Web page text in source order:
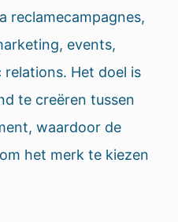
reclamecampagnes,
events,
Het doel is
te creëren tussen
waardoor de
het merk te kiezen